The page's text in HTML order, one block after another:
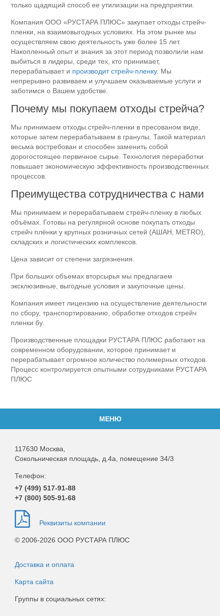
только щадящий способ ее утилизации на предприятии.
Компания ООО «РУСТАРА ПЛЮС» закупает отходы стрейч-
пленки, на взаимовыгодных условиях. На этом рынке мы
осуществляем свою деятельность уже более 15 лет.
Накопленный опыт и знания за этот период позволили нам
выбиться в лидеры, среди тех, кто принимает,
перерабатывает и производит стрейч-пленку. Мы
непрерывно развиваем и улучшаем оказываемые услуги и
заботимся о Вашем удобстве.
Почему мы покупаем отходы стрейча?
Мы принимаем отходы стрейч-пленки в пресованом виде,
которые затем перерабатываем в гранулы. Такой материал
весьма востребован и способен заменить собой
дорогостоящее первичное сырье. Технология переработки
повышает экономическую эффективность производственных
процессов.
Преимущества сотрудничества с нами
Мы принимаем и перерабатываем стрейч-пленку в любых
объёмах. Готовы на регулярной основе покупать отходы
стрейч плёнки у крупных розничных сетей (АШАН, METRO),
складских и логистических комплексов.
Цена зависит от степени загрязнения.
При больших объемах вторсырья мы предлагаем
эксклюзивные, выгодные условия и закупочные цены.
Компания имеет лицензию на осуществление деятельности
по сбору, транспортированию, обработке отходов стрейч
пленки бу.
Производственные площадки РУСТАРА ПЛЮС работают на
современном оборудовании, которое принимает и
перерабатывает огромное количество полимерных отходов.
Процесс контролируется опытными сотрудниками РУСТАРА
ПЛЮС
МЕНЮ
117630 Москва
Сокольническая площадь, д.4а, помещение 34/3
Телефон:
+7 (499) 517-91-88
+7 (800) 505-91-68
Реквизиты компании
© 2006-2026 ООО РУСТАРА ПЛЮС
Доставка и оплата
Карта сайта
Группы в социальных сетях: